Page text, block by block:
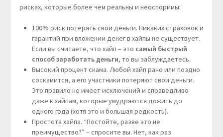
рисках, которые более чем реальны и неоспоримы:
100% риск потерять свои деньги. Никаких страховок и
гарантий при вложении денег в хайпы не существует.
Если вы считаете, что хайп – это самый быстрый
способ заработать деньги, то вы заблуждаетесь.
Высокий процент скама. Любой хайп рано или поздно
соскамится, а его участники потеряют свои деньги.
Это правило не имеет исключений и справедливо
даже к хайпам, которые умудряются дожить до
одного года (хотя это и большая редкость).
Простота хайпа. “Постойте, разве это не
преимущество?” – спросите вы. Нет, как раз